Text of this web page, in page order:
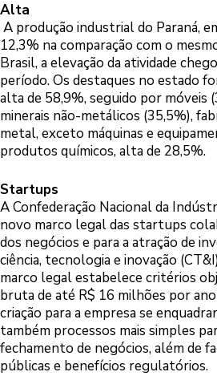
Alta
A produção industrial do Paraná,
12,3% na comparação com o
Brasil, a elevação da atividade
período. Os destaques no estado
alta de 58,9%, seguido por móveis
minerais não-metálicos (35,5%),
metal, exceto máquinas e
produtos químicos, alta de 28,5%.
Startups
A Confederação Nacional da
novo marco legal das startups
dos negócios e para a atração de
ciência, tecnologia e inovação
marco legal estabelece critérios
bruta de até R$ 16 milhões por
criação para a empresa se
também processos mais simples
fechamento de negócios, além de
públicas e benefícios regulatórios.